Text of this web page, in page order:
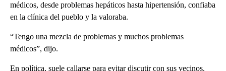
médicos, desde problemas hepáticos hasta hipertensión, confiaba
en la clínica del pueblo y la valoraba.
“Tengo una mezcla de problemas y muchos problemas
médicos”, dijo.
En política, suele callarse para evitar discutir con sus vecinos.